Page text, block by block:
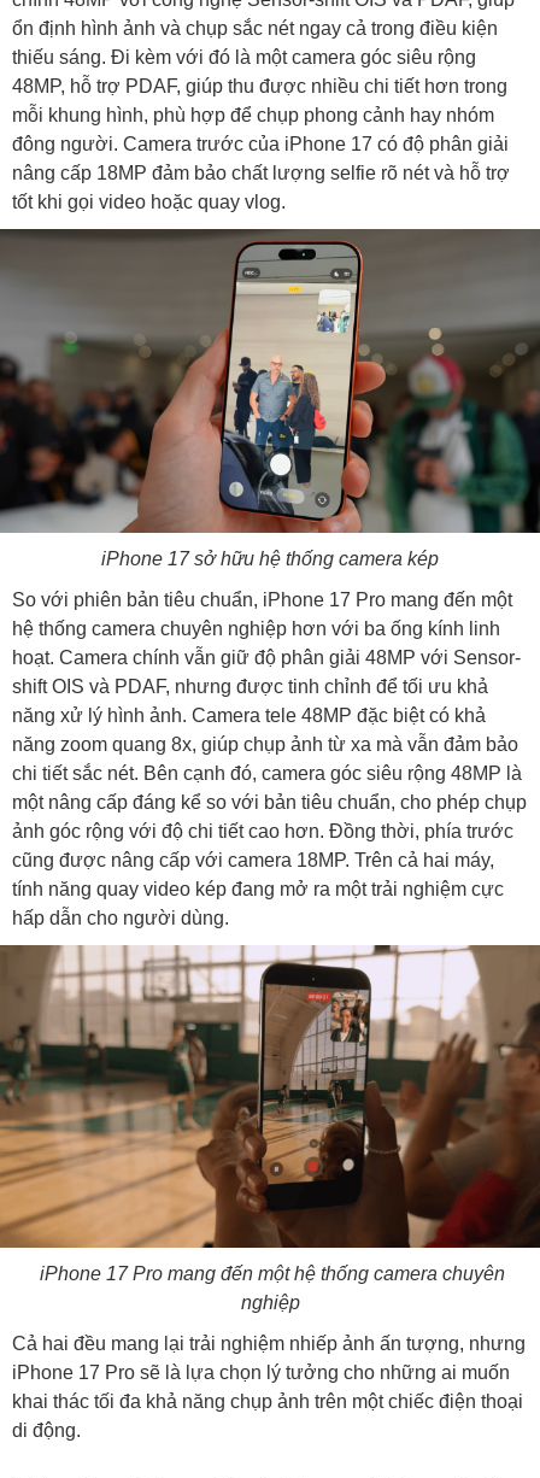
ổn định hình ảnh và chụp sắc nét ngay cả trong điều kiện
thiếu sáng. Đi kèm với đó là một camera góc siêu rộng
48MP, hỗ trợ PDAF, giúp thu được nhiều chi tiết hơn trong
mỗi khung hình, phù hợp để chụp phong cảnh hay nhóm
đông người. Camera trước của iPhone 17 có độ phân giải
nâng cấp 18MP đảm bảo chất lượng selfie rõ nét và hỗ trợ
tốt khi gọi video hoặc quay vlog.
iPhone 17 sở hữu hệ thống camera kép
So với phiên bản tiêu chuẩn, iPhone 17 Pro mang đến một
hệ thống camera chuyên nghiệp hơn với ba ống kính linh
hoạt. Camera chính vẫn giữ độ phân giải 48MP với Sensor-
shift OIS và PDAF, nhưng được tinh chỉnh để tối ưu khả
năng xử lý hình ảnh. Camera tele 48MP đặc biệt có khả
năng zoom quang 8x, giúp chụp ảnh từ xa mà vẫn đảm bảo
chi tiết sắc nét. Bên cạnh đó, camera góc siêu rộng 48MP là
một nâng cấp đáng kể so với bản tiêu chuẩn, cho phép chụp
ảnh góc rộng với độ chi tiết cao hơn. Đồng thời, phía trước
cũng được nâng cấp với camera 18MP. Trên cả hai máy,
tính năng quay video kép đang mở ra một trải nghiệm cực
hấp dẫn cho người dùng.
iPhone 17 Pro mang đến một hệ thống camera chuyên
nghiệp
Cả hai đều mang lại trải nghiệm nhiếp ảnh ấn tượng, nhưng
iPhone 17 Pro sẽ là lựa chọn lý tưởng cho những ai muốn
khai thác tối đa khả năng chụp ảnh trên một chiếc điện thoại
di động.